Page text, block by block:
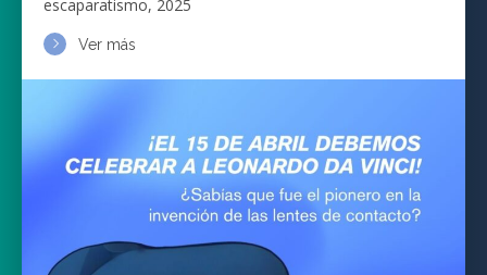
escaparatismo, 2025
Ver más